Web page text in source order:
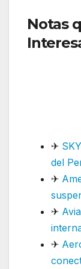
Notas
✈
del
✈
✈
✈